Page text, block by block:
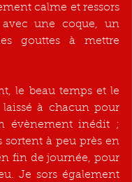
calme et ressors
une coque, un
gouttes à mettre
le beau temps et le
à chacun pour
évènement inédit ;
sortent à peu près en
fin de journée, pour
Je sors également